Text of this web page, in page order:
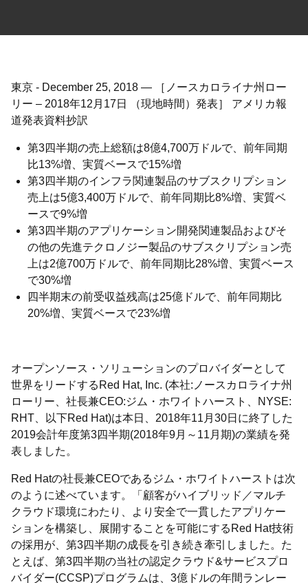
東京 - December 25, 2018 —
［ノースカロライナ州ロー
リー – 2018年12月17日 （現地時間）発表］ アメリカ報
道発表資料抄訳
第3四半期の売上総額は8億4,700万ドルで、前年同期
比13%増、実質ベースで15%増
第3四半期のインフラ関連製品のサブスクリプション
売上は5億3,400万ドルで、前年同期比8%増、実質ベ
ースで9%増
第3四半期のアプリケーション開発関連製品およびそ
の他の先進テクロノジー製品のサブスクリプション売
上は2億700万ドルで、前年同期比28%増、実質ベース
で30%増
四半期末の前受収益残高は25億ドルで、前年同期比
20%増、実質ベースで23%増
オープンソース・ソリューションのプロバイダーとして
世界をリードするRed Hat, Inc. (本社:ノースカロライナ州
ローリー、社長兼CEO:ジム・ホワイトハースト、NYSE:
RHT、以下Red Hat)は本日、2018年11月30日に終了した
2019会計年度第3四半期(2018年9月～11月期)の業績を発
表しました。
Red Hatの社長兼CEOであるジム・ホワイトハーストは次
のように述べています。「顧客がハイブリッド／マルチ
クラウド環境にわたり、より安全で一貫したアプリケー
ションを構築し、展開することを可能にするRed Hat技術
の採用が、第3四半期の成長を引き続き牽引しました。た
とえば、第3四半期の当社の認定クラウド&サービスプロ
バイダー(CCSP)プログラムは、3億ドルの年間ランレー